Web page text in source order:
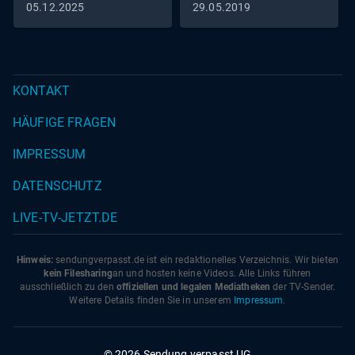
05.12.2025 29.05.2019
KONTAKT
HÄUFIGE FRAGEN
IMPRESSUM
DATENSCHUTZ
LIVE-TV-JETZT.DE
Hinweis: sendungverpasst.de ist ein redaktionelles Verzeichnis. Wir bieten
kein Filesharingan und hosten keine Videos. Alle Links führen
ausschließlich zu den offiziellen und legalen Mediatheken der TV-Sender.
Weitere Details finden Sie in unserem Impressum.